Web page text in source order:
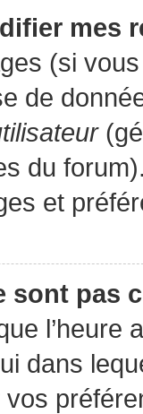
mes
(si
de
du
et
sont pas
l’heure
dans